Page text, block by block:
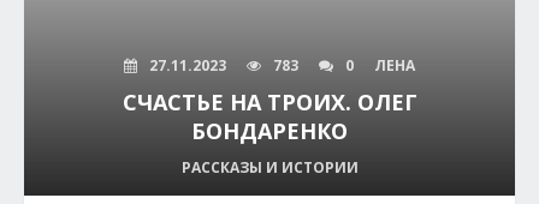
27.11.2023 783 0 ЛЕНА
СЧАСТЬЕ НА ТРОИХ. ОЛЕГ
БОНДАРЕНКО
РАССКАЗЫ И ИСТОРИИ